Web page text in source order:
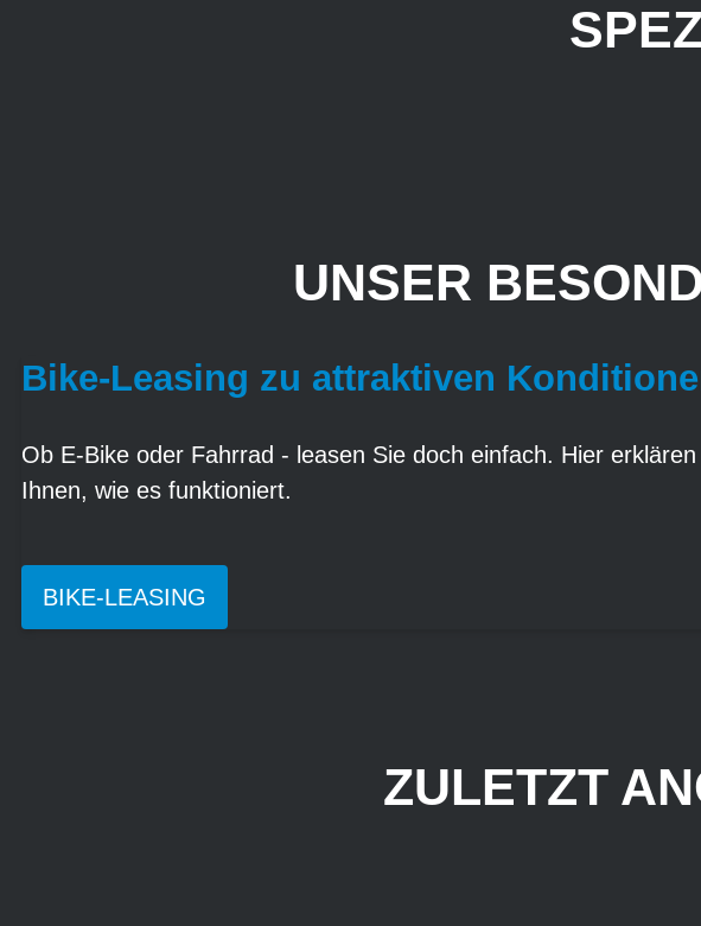
UNSER
Bike-Leasing zu attraktiven
Ob E-Bike oder Fahrrad - leasen Sie doch einfach. Hier
Ihnen, wie es funktioniert.
BIKE-LEASING
ZULETZT